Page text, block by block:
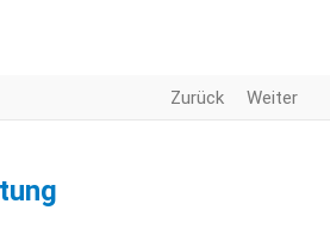
Zurück Weiter